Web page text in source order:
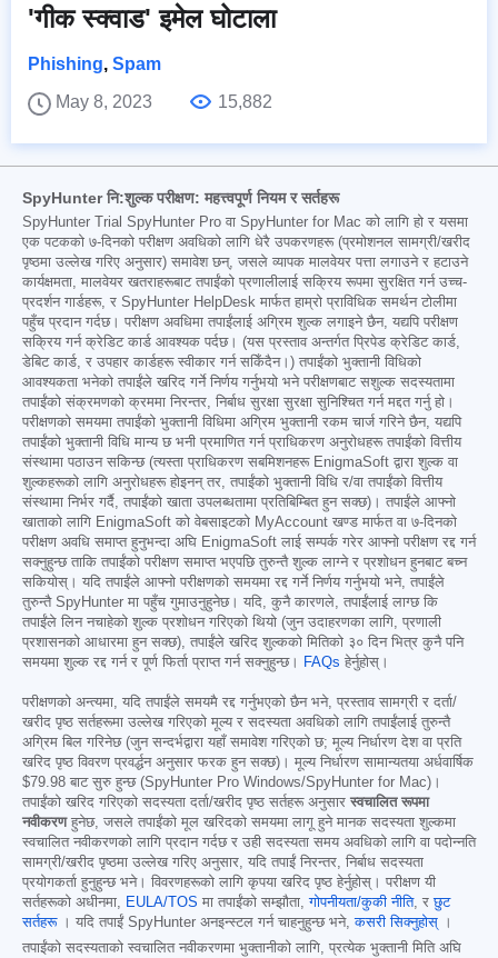
'गीक स्क्वाड' इमेल घोटाला
Phishing, Spam
May 8, 2023
15,882
SpyHunter नि:शुल्क परीक्षण: महत्त्वपूर्ण नियम र सर्तहरू
SpyHunter Trial SpyHunter Pro वा SpyHunter for Mac को लागि हो र यसमा
एक पटकको ७-दिनको परीक्षण अवधिको लागि धेरै उपकरणहरू (प्रमोशनल सामग्री/खरीद
पृष्ठमा उल्लेख गरिए अनुसार) समावेश छन्, जसले व्यापक मालवेयर पत्ता लगाउने र हटाउने
कार्यक्षमता, मालवेयर खतराहरूबाट तपाईंको प्रणालीलाई सक्रिय रूपमा सुरक्षित गर्न उच्च-
प्रदर्शन गार्डहरू, र SpyHunter HelpDesk मार्फत हाम्रो प्राविधिक समर्थन टोलीमा
पहुँच प्रदान गर्दछ। परीक्षण अवधिमा तपाईंलाई अग्रिम शुल्क लगाइने छैन, यद्यपि परीक्षण
सक्रिय गर्न क्रेडिट कार्ड आवश्यक पर्दछ। (यस प्रस्ताव अन्तर्गत प्रिपेड क्रेडिट कार्ड,
डेबिट कार्ड, र उपहार कार्डहरू स्वीकार गर्न सकिँदैन।) तपाईंको भुक्तानी विधिको
आवश्यकता भनेको तपाईंले खरिद गर्ने निर्णय गर्नुभयो भने परीक्षणबाट सशुल्क सदस्यतामा
तपाईंको संक्रमणको क्रममा निरन्तर, निर्बाध सुरक्षा सुरक्षा सुनिश्चित गर्न मद्दत गर्नु हो।
परीक्षणको समयमा तपाईंको भुक्तानी विधिमा अग्रिम भुक्तानी रकम चार्ज गरिने छैन, यद्यपि
तपाईंको भुक्तानी विधि मान्य छ भनी प्रमाणित गर्न प्राधिकरण अनुरोधहरू तपाईंको वित्तीय
संस्थामा पठाउन सकिन्छ (त्यस्ता प्राधिकरण सबमिशनहरू EnigmaSoft द्वारा शुल्क वा
शुल्कहरूको लागि अनुरोधहरू होइनन् तर, तपाईंको भुक्तानी विधि र/वा तपाईंको वित्तीय
संस्थामा निर्भर गर्दै, तपाईंको खाता उपलब्धतामा प्रतिबिम्बित हुन सक्छ)। तपाईंले आफ्नो
खाताको लागि EnigmaSoft को वेबसाइटको MyAccount खण्ड मार्फत वा ७-दिनको
परीक्षण अवधि समाप्त हुनुभन्दा अघि EnigmaSoft लाई सम्पर्क गरेर आफ्नो परीक्षण रद्द गर्न
सक्नुहुन्छ ताकि तपाईंको परीक्षण समाप्त भएपछि तुरुन्तै शुल्क लाग्ने र प्रशोधन हुनबाट बच्न
सकियोस्। यदि तपाईंले आफ्नो परीक्षणको समयमा रद्द गर्ने निर्णय गर्नुभयो भने, तपाईंले
तुरुन्तै SpyHunter मा पहुँच गुमाउनुहुनेछ। यदि, कुनै कारणले, तपाईंलाई लाग्छ कि
तपाईंले लिन नचाहेको शुल्क प्रशोधन गरिएको थियो (जुन उदाहरणका लागि, प्रणाली
प्रशासनको आधारमा हुन सक्छ), तपाईंले खरिद शुल्कको मितिको ३० दिन भित्र कुनै पनि
समयमा शुल्क रद्द गर्न र पूर्ण फिर्ता प्राप्त गर्न सक्नुहुन्छ।
FAQs हेर्नुहोस्।
परीक्षणको अन्त्यमा, यदि तपाईंले समयमै रद्द गर्नुभएको छैन भने, प्रस्ताव सामग्री र दर्ता/
खरीद पृष्ठ सर्तहरूमा उल्लेख गरिएको मूल्य र सदस्यता अवधिको लागि तपाईंलाई तुरुन्तै
अग्रिम बिल गरिनेछ (जुन सन्दर्भद्वारा यहाँ समावेश गरिएको छ; मूल्य निर्धारण देश वा प्रति
खरिद पृष्ठ विवरण प्रवर्द्धन अनुसार फरक हुन सक्छ)। मूल्य निर्धारण सामान्यतया अर्धवार्षिक
$79.98 बाट सुरु हुन्छ (SpyHunter Pro Windows/SpyHunter for Mac)।
तपाईंको खरिद गरिएको सदस्यता दर्ता/खरीद पृष्ठ सर्तहरू अनुसार स्वचालित रूपमा
नवीकरणहुनेछ, जसले तपाईंको मूल खरिदको समयमा लागू हुने मानक सदस्यता शुल्कमा
स्वचालित नवीकरणको लागि प्रदान गर्दछ र उही सदस्यता समय अवधिको लागि वा पदोन्नति
सामग्री/खरीद पृष्ठमा उल्लेख गरिए अनुसार, यदि तपाईं निरन्तर, निर्बाध सदस्यता
प्रयोगकर्ता हुनुहुन्छ भने। विवरणहरूको लागि कृपया खरिद पृष्ठ हेर्नुहोस्। परीक्षण यी
सर्तहरूको अधीनमा, EULA/TOS मा तपाईंको सम्झौता,गोपनीयता/कुकी नीति, रछुट
सर्तहरू। यदि तपाईं SpyHunter अनइन्स्टल गर्न चाहनुहुन्छ भने,कसरी सिक्नुहोस् ।
तपाईंको सदस्यताको स्वचालित नवीकरणमा भुक्तानीको लागि, प्रत्येक भुक्तानी मिति अघि